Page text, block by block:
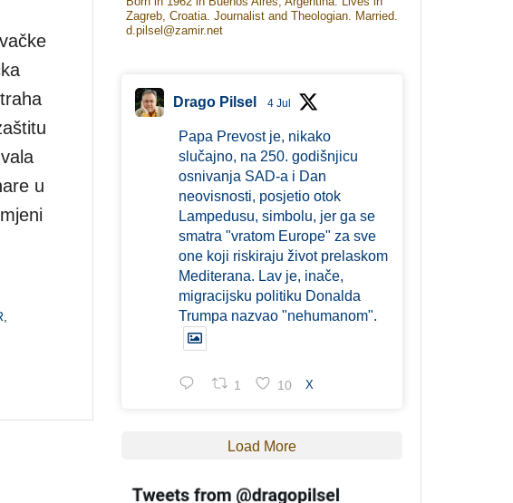
u
Zagreb, Croatia. Journalist and Theologian. Married.
d.pilsel@zamir.net
Drago Pilsel 4 Jul
Papa Prevost je, nikako
slučajno, na 250. godišnjicu
osnivanja SAD-a i Dan
neovisnosti, posjetio otok
Lampedusu, simbolu, jer ga se
smatra "vratom Europe" za sve
one koji riskiraju život prelaskom
Mediterana. Lav je, inače,
migracijsku politiku Donalda
Trumpa nazvao "nehumanom".
1 10 X
Load More